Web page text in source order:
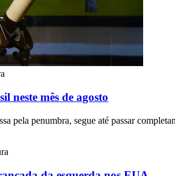
neste mês de agosto
pela penumbra, segue até passar